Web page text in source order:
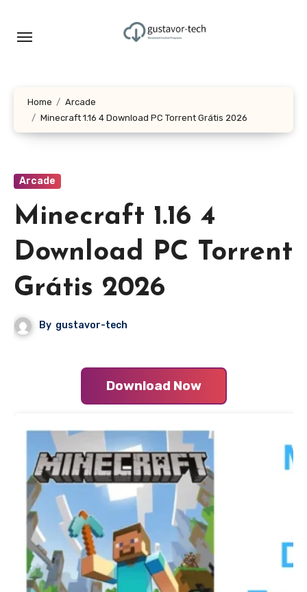
Home
Arcade
Minecraft 1.16 4 Download PC Torrent Grátis 2026
Arcade
Minecraft 1.16 4
Download PC Torrent
Grátis 2026
By gustavor-tech
Download Now